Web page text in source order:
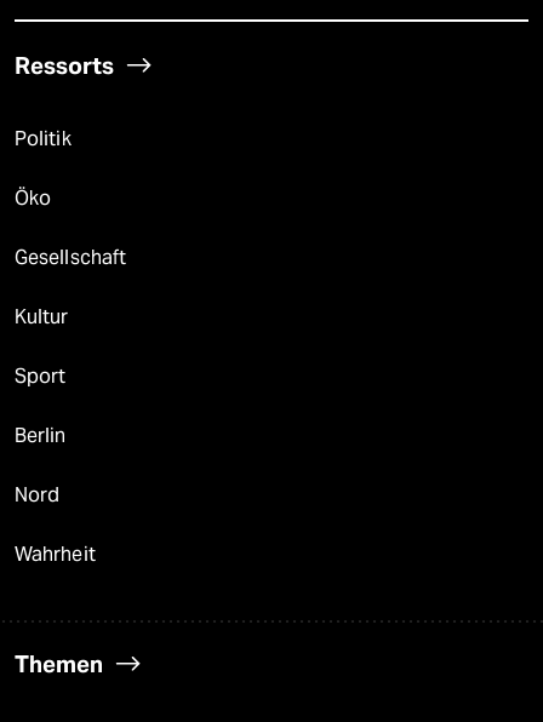
Ressorts
Politik
Öko
Gesellschaft
Kultur
Sport
Berlin
Nord
Wahrheit
Themen